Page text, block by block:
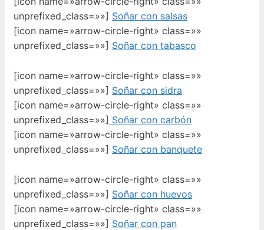
unprefixed_class=»»] Soñar con salsas
[icon name=»arrow-circle-right» class=»»
unprefixed_class=»»] Soñar con tabasco
[icon name=»arrow-circle-right» class=»»
unprefixed_class=»»] Soñar con sidra
[icon name=»arrow-circle-right» class=»»
unprefixed_class=»»] Soñar con carbón
[icon name=»arrow-circle-right» class=»»
unprefixed_class=»»] Soñar con banquete
[icon name=»arrow-circle-right» class=»»
unprefixed_class=»»] Soñar con huevos
[icon name=»arrow-circle-right» class=»»
unprefixed_class=»»] Soñar con pan